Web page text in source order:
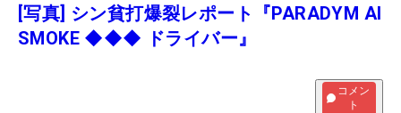
[写真] シン貧打爆裂レポート『PARADYM AI
SMOKE ◆◆◆ ドライバー』
コメン
ト